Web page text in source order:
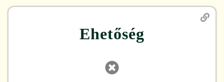
Ehetőség